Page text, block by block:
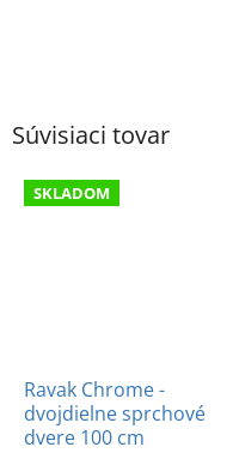
Súvisiaci tovar
SKLADOM
Ravak Chrome -
dvojdielne sprchové
dvere 100 cm